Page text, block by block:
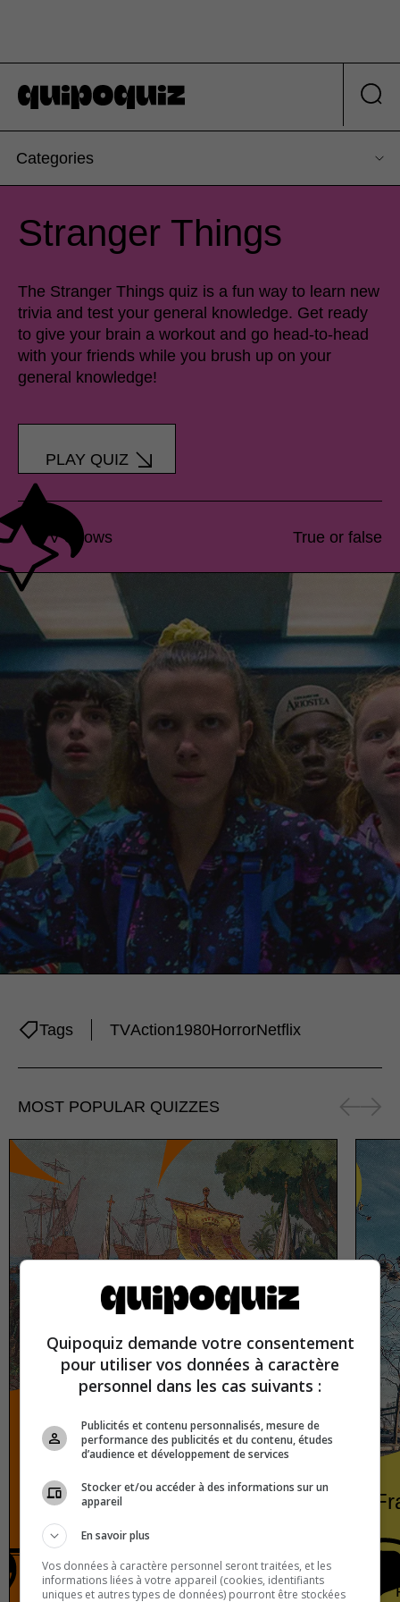
Categories
Stranger Things
The Stranger Things quiz is a fun way to learn new
trivia and test your general knowledge. Get ready
to give your brain a workout and go head-to-head
with your friends while you brush up on your
general knowledge!
PLAY QUIZ
TV Shows True or false
Tags TVAction1980HorrorNetflix
MOST POPULAR QUIZZES
Historical myths that everyone
believes
History True or false
Quipoquiz demande votre consentement
pour utiliser vos données à caractère
personnel dans les cas suivants :
Publicités et contenu personnalisés, mesure de
performance des publicités et du contenu, études
d’audience et développement de services
Stocker et/ou accéder à des informations sur un
appareil
En savoir plus
Vos données à caractère personnel seront traitées, et les
informations liées à votre appareil (cookies, identifiants
uniques et autres types de données) pourront être stockées